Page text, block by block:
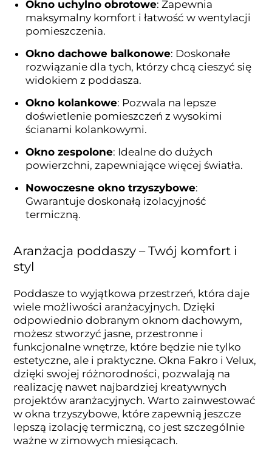
Okno uchylno obrotowe: Zapewnia
maksymalny komfort i łatwość w wentylacji
pomieszczenia.
Okno dachowe balkonowe: Doskonałe
rozwiązanie dla tych, którzy chcą cieszyć się
widokiem z poddasza.
Okno kolankowe: Pozwala na lepsze
doświetlenie pomieszczeń z wysokimi
ścianami kolankowymi.
Okno zespolone: Idealne do dużych
powierzchni, zapewniające więcej światła.
Nowoczesne okno trzyszybowe:
Gwarantuje doskonałą izolacyjność
termiczną.
Aranżacja poddaszy – Twój komfort i
styl
Poddasze to wyjątkowa przestrzeń, która daje
wiele możliwości aranżacyjnych. Dzięki
odpowiednio dobranym oknom dachowym,
możesz stworzyć jasne, przestronne i
funkcjonalne wnętrze, które będzie nie tylko
estetyczne, ale i praktyczne. Okna Fakro i Velux,
dzięki swojej różnorodności, pozwalają na
realizację nawet najbardziej kreatywnych
projektów aranżacyjnych. Warto zainwestować
w okna trzyszybowe, które zapewnią jeszcze
lepszą izolację termiczną, co jest szczególnie
ważne w zimowych miesiącach.